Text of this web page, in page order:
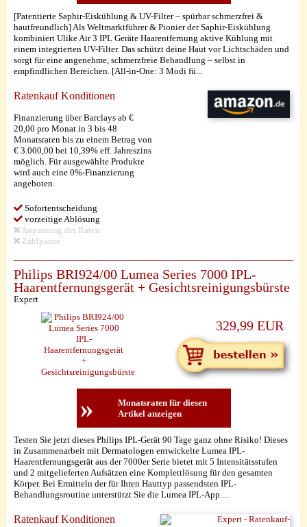
[Patentierte Saphir-Eiskühlung & UV-Filter – spürbar schmerzfrei &
hautfreundlich] Als Weltmarktführer & Pionier der Saphir-Eiskühlung
kombiniert Ulike Air 3 IPL Geräte Haarentfernung aktive Kühlung mit
einem integrierten UV-Filter. Das schützt deine Haut vor Lichtschäden und
sorgt für eine angenehme, schmerzfreie Behandlung – selbst in
empfindlichen Bereichen. [All-in-One: 3 Modi fü...
Ratenkauf Konditionen
Finanzierung über Barclays ab €
20,00 pro Monat in 3 bis 48
Monatsraten bis zu einem Betrag von
€ 3.000,00 bei 10,39% eff. Jahreszins
möglich. Für ausgewählte Produkte
wird auch eine 0%-Finanzierung
angeboten.
Sofortentscheidung
vorzeitige Ablösung
Anpassung der Raten
Zahlpause
Philips BRI924/00 Lumea Series 7000 IPL-
Haarentfernungsgerät + Gesichtsreinigungsbürste
Expert
329,99 EUR
Testen Sie jetzt dieses Philips IPL-Gerät 90 Tage ganz ohne Risiko! Dieses
in Zusammenarbeit mit Dermatologen entwickelte Lumea IPL-
Haarentfernungsgerät aus der 7000er Serie bietet mit 5 Intensitätsstufen
und 2 mitgelieferten Aufsätzen eine Komplettlösung für den gesamten
Körper. Bei Ermitteln der für Ihren Hauttyp passendsten IPL-
Behandlungsroutine unterstützt Sie die Lumea IPL-App....
Ratenkauf Konditionen
»
Monatsraten für diesen
Artikel anzeigen